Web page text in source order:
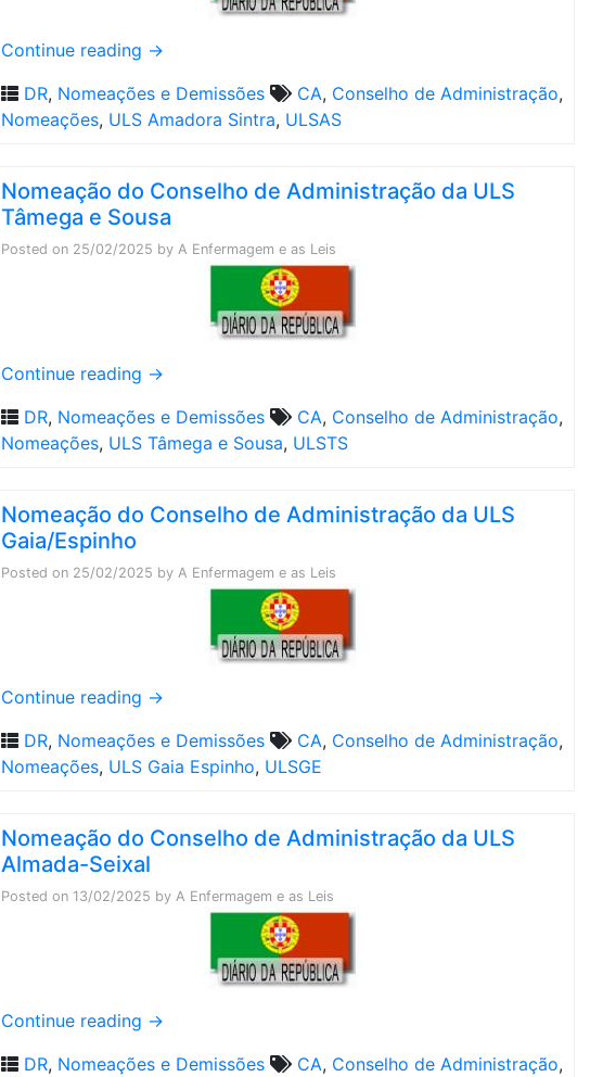
Continue reading →
DR, Nomeações e Demissões CA, Conselho de Administração,
Nomeações, ULS Amadora Sintra, ULSAS
Nomeação do Conselho de Administração da ULS
Tâmega e Sousa
Posted on 25/02/2025 by A Enfermagem e as Leis
Continue reading →
DR, Nomeações e Demissões CA, Conselho de Administração,
Nomeações, ULS Tâmega e Sousa, ULSTS
Nomeação do Conselho de Administração da ULS
Gaia/Espinho
Posted on 25/02/2025 by A Enfermagem e as Leis
Continue reading →
DR, Nomeações e Demissões CA, Conselho de Administração,
Nomeações, ULS Gaia Espinho, ULSGE
Nomeação do Conselho de Administração da ULS
Almada-Seixal
Posted on 13/02/2025 by A Enfermagem e as Leis
Continue reading →
DR, Nomeações e Demissões CA, Conselho de Administração,